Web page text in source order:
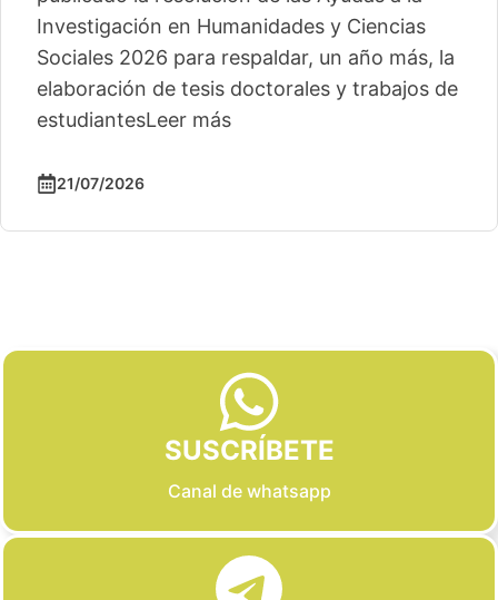
Investigación en Humanidades y Ciencias
Sociales 2026 para respaldar, un año más, la
elaboración de tesis doctorales y trabajos de
estudiantesLeer más
21/07/2026
SUSCRÍBETE
Canal de whatsapp